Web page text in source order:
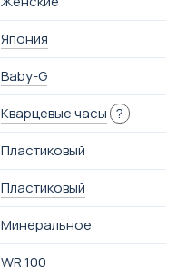
Япония
Baby-G
Кварцевые часы ?
Пластиковый
Пластиковый
Минеральное
WR 100